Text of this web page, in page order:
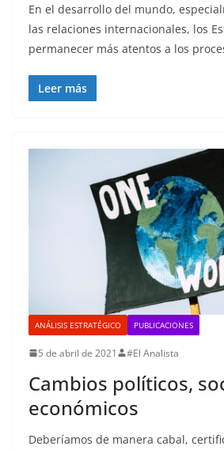
En el desarrollo del mundo,
las relaciones internacionales, los
permanecer más atentos a los
Leer más
ANÁLISIS ESTRATÉGICO PUBLICACIONES
5 de abril de 2021 #El Analista
Cambios políticos,
económicos
Deberíamos de manera cabal,